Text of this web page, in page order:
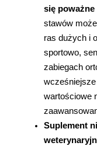
się poważne
stawów
ras dużych i
sportowo,
zabiegach
wcześniejsze
wartościowe
Suplement